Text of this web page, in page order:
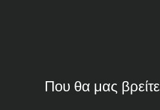
Που θα μας βρείτε